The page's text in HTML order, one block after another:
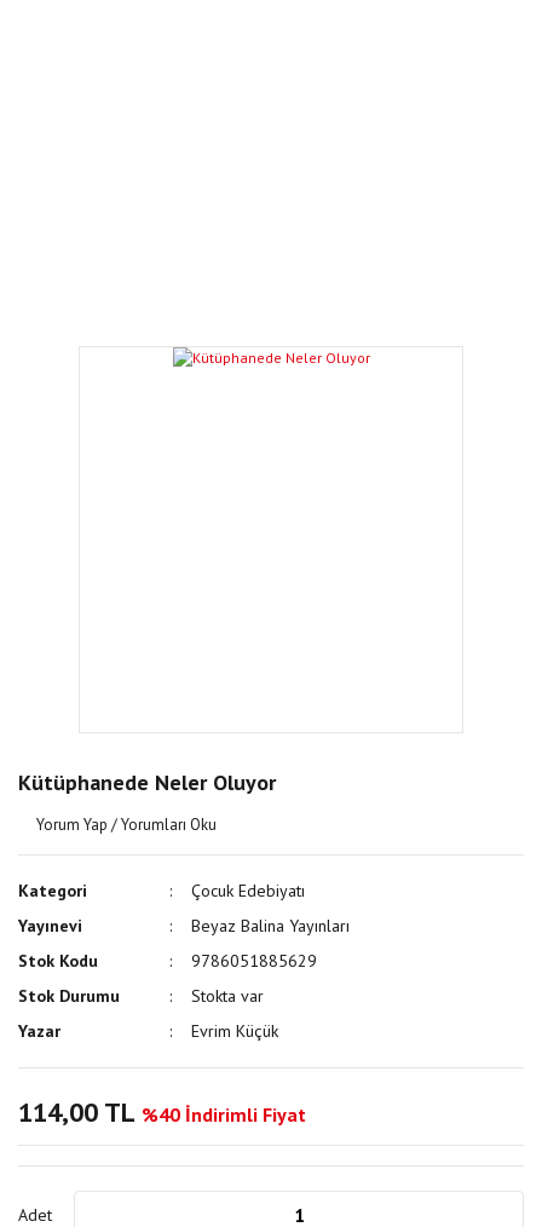
Kütüphanede Neler Oluyor
Yorum Yap / Yorumları Oku
Kategori
Çocuk Edebiyatı
Yayınevi
Beyaz Balina Yayınları
Stok Kodu
9786051885629
Stok Durumu
Stokta var
Yazar
Evrim Küçük
114,00 TL %40 İndirimli Fiyat
Adet